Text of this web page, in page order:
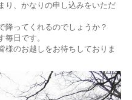
り、かなりの申し込みをいただ
降ってくれるのでしょうか？
毎日です。
様のお越しをお待ちしておりま